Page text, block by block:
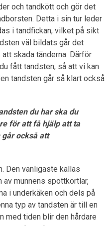
och tandkött och gör det
Detta i sin tur leder
i tandfickan, vilket på sikt
väl bildats går det
skada tänderna. Därför
fått tandsten, så att vi kan
tandsten går så klart också
du har ska du
för att få hjälp att ta
också att
Den vanligaste kallas
munnens spottkörtlar,
i underkäken och dels på
typ av tandsten är till en
med tiden blir den hårdare